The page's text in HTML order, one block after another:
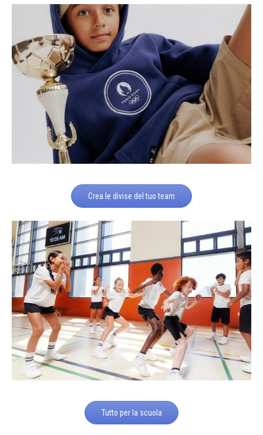
Crea le divise del tuo team
Tutto per la scuola